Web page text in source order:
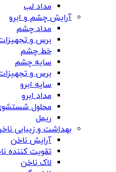
مداد لب
آرایش چشم و ابرو
مداد چشم
برس و
خط چشم
سایه چشم
برس و
سایه ابرو
مداد ابرو
محلول
ریمل
بهداشت و زیبایی
آرایش ناخن
تقویت کننده
لاک ناخن